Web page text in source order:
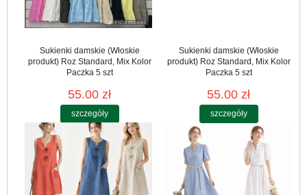
Sukienki damskie (Włoskie
produkt) Roz Standard, Mix Kolor
Paczka 5 szt
55.00 zł
szczegóły
Sukienki damskie (Włoskie
produkt) Roz Standard, Mix Kolor
Paczka 5 szt
55.00 zł
szczegóły